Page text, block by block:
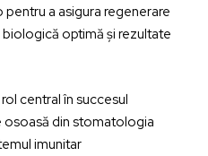
a asigura regenerare
optimă și rezultate
central în succesul
din stomatologia
imunitar